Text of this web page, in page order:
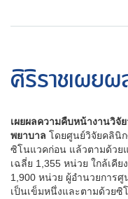
ศิริราชเผย
เผยผลความคืบหน้างานวิ
พยาบาล โดยศูนย์วิจัยคลินิ
ซิโนแวคก่อน แล้วตามด้วย
เฉลี่ย 1,355 หน่วย ใกล้เคี
1,900 หน่วย ผู้อำนวยการ
เป็นเข็มหนึ่งและตามด้วยซิ